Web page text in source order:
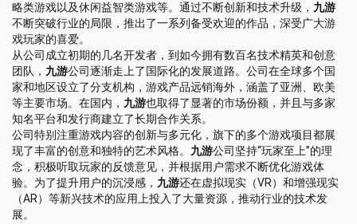
略类游戏以及休闲益智类游戏等。通过不断创新和技术升级， 九游
不断突破行业的局限，推出了一系列备受欢迎的作品，深受广大游
戏玩家的喜爱。
从公司成立初期的几名开发者，到如今拥有数百名技术精英和创意
团队， 九游公司逐渐走上了国际化的发展道路。公司在全球多个国
家和地区设立了分支机构，游戏产品远销海外，涵盖了亚洲、欧美
等主要市场。在国内， 九游也取得了显著的市场份额，并且与多家
知名平台和发行商建立了长期合作关系。
公司特别注重游戏内容的创新与多元化，旗下的多个游戏项目都展
现了丰富的创意和独特的艺术风格。 九游公司坚持“玩家至上”的理
念，积极听取玩家的反馈意见，并根据用户需求不断优化游戏体
验。为了提升用户的沉浸感， 九游还在虚拟现实（VR）和增强现实
（AR）等新兴技术的应用上投入了大量资源，推动行业的技术发
展。